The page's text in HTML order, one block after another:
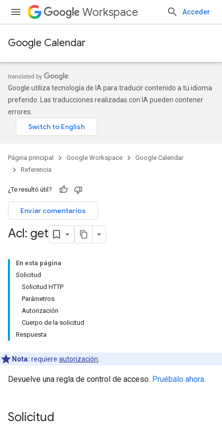
Workspace Acceder
Google Calendar
Google utiliza tecnología de IA para traducir contenido a tu idioma
preferido. Las traducciones realizadas con IA pueden contener
errores.
Página principal Google Workspace
Google Calendar
Referencia
¿Te resultó útil?
Enviar comentarios
Acl: get
En esta página
Solicitud
Solicitud HTTP
Parámetros
Autorización
Cuerpo de la solicitud
Respuesta
Nota: requiere autorización
Devuelve una regla de control de acceso. Pruébalo ahora.
Solicitud